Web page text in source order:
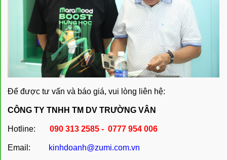
Để được tư vấn và báo giá, vui lòng liên hệ:
CÔNG TY TNHH TM DV TRƯỜNG VÂN
Hotline: 090 313 2585 - 0777 954 006
Email: kinhdoanh@zumi.com.vn